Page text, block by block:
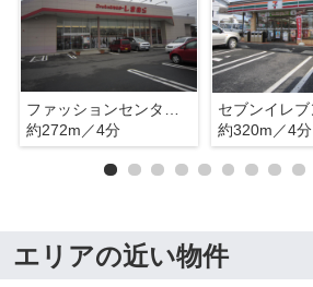
約272m／4分
約320m／4分
エリアの近い物件